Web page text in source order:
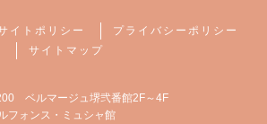
イトポリシー
プライバシーポリシー
サイトマップ
ベルマージュ堺弐番館2F～4F
ォンス・ミュシャ館